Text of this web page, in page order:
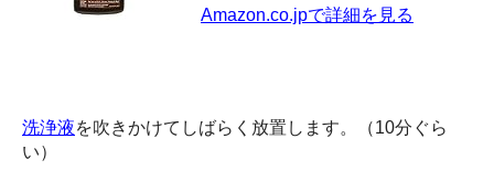
Amazon.co.jpで詳細を見る
洗浄液を吹きかけてしばらく放置します。（10分ぐら
い）